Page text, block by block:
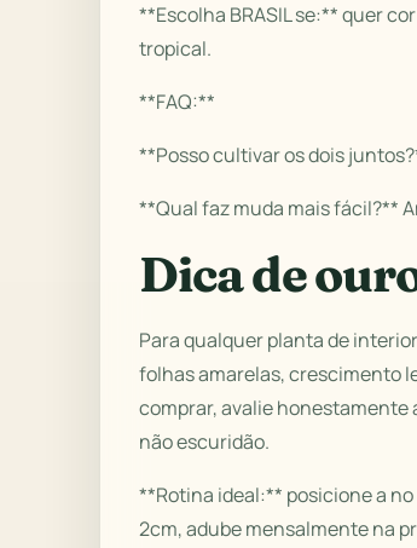
**Escolha BRASIL se:** quer
tropical.
**FAQ:**
**Posso cultivar os dois
**Qual faz muda mais fácil?**
Dica de
Para qualquer planta de
folhas amarelas, crescimento
comprar, avalie honestamente
não escuridão.
**Rotina ideal:** posicione a
2cm, adube mensalmente na